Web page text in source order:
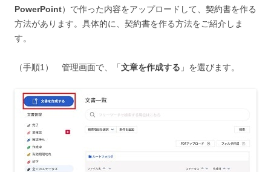
PowerPoint）で作った内容をアップロードして、契約書を作る
方法があります。具体的に、契約書を作る方法をご紹介しま
す。
（手順1） 管理画面で、「文章を作成する 」を選びます。